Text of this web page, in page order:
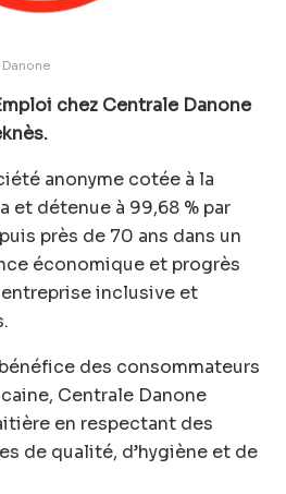
chez Centrale Danone
anonyme cotée à la
et détenue à 99,68 % par
près de 70 ans dans un
économique et progrès
inclusive et
des consommateurs
Centrale Danone
en respectant des
de qualité, d’hygiène et de